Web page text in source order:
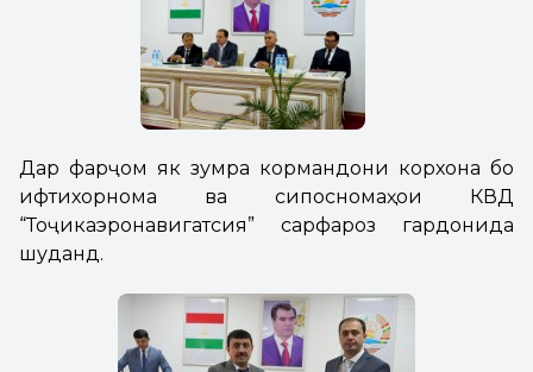
Дар фарҷом як зумра кормандони корхона бо
ифтихорнома ва сипосномаҳои КВД
“Тоҷикаэронавигатсия” сарфароз гардонида
шуданд.